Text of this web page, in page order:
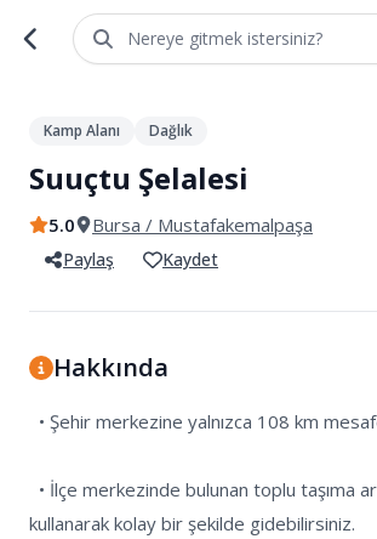
Nereye gitmek istersiniz?
Kamp Alanı Dağlık
Suuçtu Şelalesi
5.0 Bursa / Mustafakemalpaşa
Paylaş Kaydet
Hakkında
kullanarak kolay bir şekilde gidebilirsiniz.